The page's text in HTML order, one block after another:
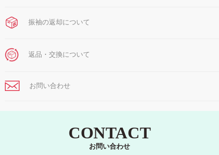
振袖の返却について
返品・交換について
お問い合わせ
CONTACT
お問い合わせ